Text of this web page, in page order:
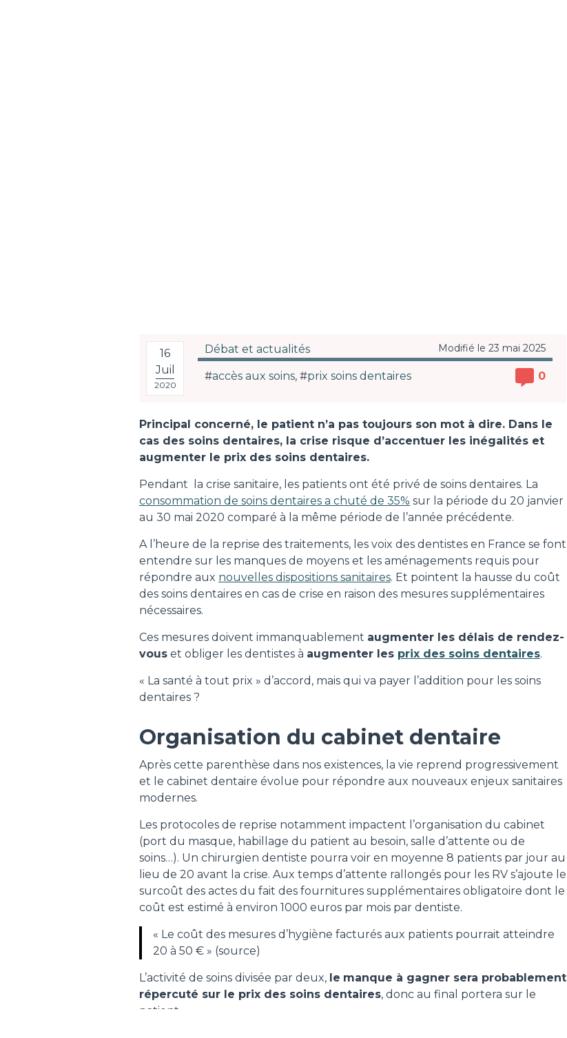
16
Juil
2020
Débat et actualités Modifié le 23 mai 2025
#accès aux soins, #prix soins dentaires 0
Principal concerné, le patient n’a pas toujours son mot à dire. Dans le
cas des soins dentaires, la crise risque d’accentuer les inégalités et
augmenter le prix des soins dentaires.
Pendant la crise sanitaire, les patients ont été privé de soins dentaires. La
consommation de soins dentaires a chuté de 35% sur la période du 20 janvier
au 30 mai 2020 comparé à la même période de l’année précédente.
A l’heure de la reprise des traitements, les voix des dentistes en France se font
entendre sur les manques de moyens et les aménagements requis pour
répondre aux nouvelles dispositions sanitaires. Et pointent la hausse du coût
des soins dentaires en cas de crise en raison des mesures supplémentaires
nécessaires.
Ces mesures doivent immanquablement augmenter les délais de rendez-
vous et obliger les dentistes à augmenter les prix des soins dentaires.
« La santé à tout prix » d’accord, mais qui va payer l’addition pour les soins
dentaires ?
Organisation du cabinet dentaire
Après cette parenthèse dans nos existences, la vie reprend progressivement
et le cabinet dentaire évolue pour répondre aux nouveaux enjeux sanitaires
modernes.
Les protocoles de reprise notamment impactent l’organisation du cabinet
(port du masque, habillage du patient au besoin, salle d’attente ou de
soins…). Un chirurgien dentiste pourra voir en moyenne 8 patients par jour au
lieu de 20 avant la crise. Aux temps d’attente rallongés pour les RV s’ajoute le
surcoût des actes du fait des fournitures supplémentaires obligatoire dont le
coût est estimé à environ 1000 euros par mois par dentiste.
« Le coût des mesures d’hygiène facturés aux patients pourrait atteindre
20 à 50 € » (source)
L’activité de soins divisée par deux, le manque à gagner sera probablement
répercuté sur le prix des soins dentaires, donc au final portera sur le
patient.